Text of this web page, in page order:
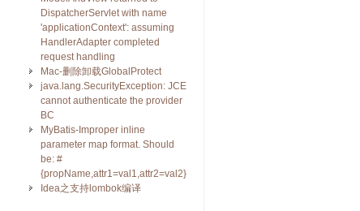
DispatcherServlet with name
'applicationContext': assuming
HandlerAdapter completed
request handling
Mac-删除卸载GlobalProtect
java.lang.SecurityException: JCE
cannot authenticate the provider
BC
MyBatis-Improper inline
parameter map format. Should
be: #
{propName,attr1=val1,attr2=val2}
Idea之支持lombok编译